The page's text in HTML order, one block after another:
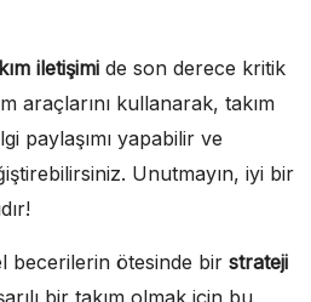
iletişimi de son derece kritik
araçlarını kullanarak, takım
paylaşımı yapabilir ve
Unutmayın, iyi bir
becerilerin ötesinde bir strateji
bir takım olmak için bu